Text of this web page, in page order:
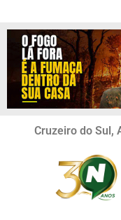
Cruzeiro do Sul,